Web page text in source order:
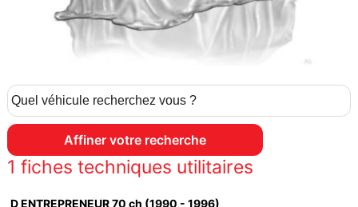
1 fiches techniques utilitaires
D ENTREPRENEUR 70 ch (1990 - 1996)